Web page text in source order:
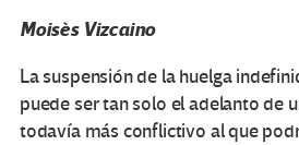
Moisès Vizcaino
La suspensión de la huelga
puede ser tan solo el adelanto de
todavía más conflictivo al que